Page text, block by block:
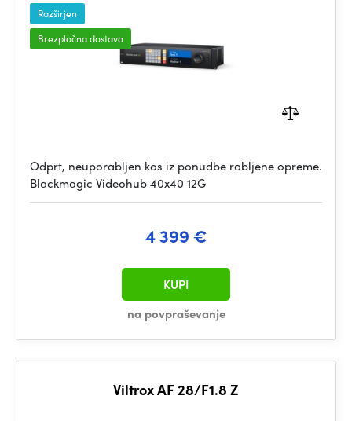
Razširjen
Brezplačna dostava
Odprt, neuporabljen kos iz ponudbe rabljene opreme.
Blackmagic Videohub 40x40 12G
4 399 €
na povpraševanje
KUPI
Viltrox AF 28/F1.8 Z